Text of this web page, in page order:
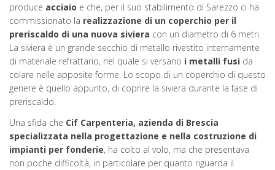
produce acciaio e che, per il suo stabilimento di Sarezzo ci ha
commissionato la realizzazione di un coperchio per il
preriscaldo di una nuova siviera con un diametro di 6 metri.
La siviera è un grande secchio di metallo rivestito internamente
di materiale refrattario, nel quale si versano i metalli fusi da
colare nelle apposite forme. Lo scopo di un coperchio di questo
genere è quello appunto, di coprire la siviera durante la fase di
preriscaldo.
Una sfida che Cif Carpenteria, azienda di Brescia
specializzata nella progettazione e nella costruzione di
impianti per fonderie, ha colto al volo, ma che presentava
non poche difficoltà, in particolare per quanto riguarda il